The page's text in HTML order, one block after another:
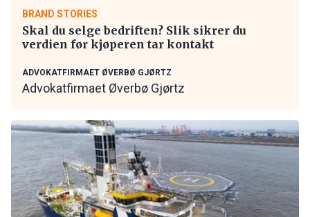
BRAND STORIES
Skal du selge bedriften? Slik sikrer du
verdien før kjøperen tar kontakt
ADVOKATFIRMAET ØVERBØ GJØRTZ
Advokatfirmaet Øverbø Gjørtz